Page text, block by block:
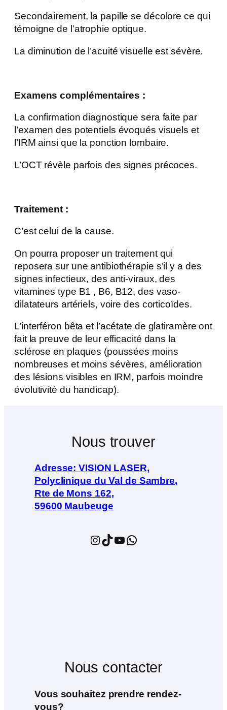
Secondairement, la papille se décolore ce qui
témoigne de l’atrophie optique.
La diminution de l’acuité visuelle est sévère.
Examens complémentaires :
La confirmation diagnostique sera faite par
l’examen des potentiels évoqués visuels et
l’IRM ainsi que la ponction lombaire.
L’OCT révèle parfois des signes précoces.
Traitement :
C’est celui de la cause.
On pourra proposer un traitement qui
reposera sur une antibiothérapie s’il y a des
signes infectieux, des anti-viraux, des
vitamines type B1 , B6, B12, des vaso-
dilatateurs artériels, voire des corticoïdes.
L’interféron bêta et l’acétate de glatiramère ont
fait la preuve de leur efficacité dans la
sclérose en plaques (poussées moins
nombreuses et moins sévères, amélioration
des lésions visibles en IRM, parfois moindre
évolutivité du handicap).
Nous trouver
Adresse: VISION LASER,
Polyclinique du Val de Sambre,
Rte de Mons 162,
59600 Maubeuge
Instagram TikTok YouTube WhatsApp
Nous contacter
Vous souhaitez prendre rendez-
vous?